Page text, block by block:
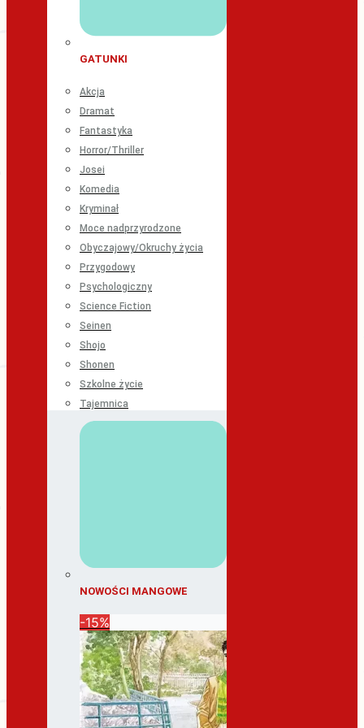
GATUNKI
Akcja
Dramat
Fantastyka
Horror/Thriller
Josei
Komedia
Kryminał
Moce nadprzyrodzone
Obyczajowy/Okruchy życia
Przygodowy
Psychologiczny
Science Fiction
Seinen
Shojo
Shonen
Szkolne życie
Tajemnica
NOWOŚCI MANGOWE
-15%